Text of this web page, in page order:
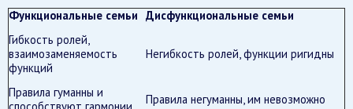
Функциональные семьи Дисфункциональные семьи
Гибкость ролей,
взаимозаменяемость
функций
Негибкость ролей, функции ригидны
Правила гуманны и
способствуют гармонии,
Правила негуманны, им невозможно